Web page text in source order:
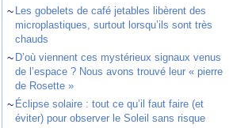
~ Les gobelets de café jetables libèrent des
microplastiques, surtout lorsqu’ils sont très
chauds
~ D’où viennent ces mystérieux signaux venus
de l’espace ? Nous avons trouvé leur « pierre
de Rosette »
~ Éclipse solaire : tout ce qu’il faut faire (et
éviter) pour observer le Soleil sans risque